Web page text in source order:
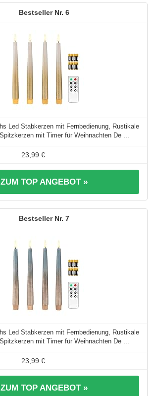
6
Led Stabkerzen mit Fernbedienung, Rustikale
mit Timer für Weihnachten De ...
23,99 €
ZUM TOP ANGEBOT »
7
Led Stabkerzen mit Fernbedienung, Rustikale
mit Timer für Weihnachten De ...
23,99 €
ZUM TOP ANGEBOT »